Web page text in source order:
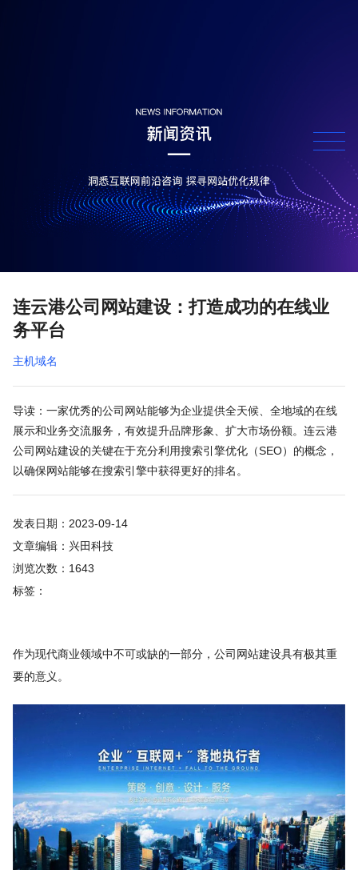
连云港公司网站建设：打造成功的在线业
务平台
主机域名
导读：一家优秀的公司网站能够为企业提供全天候、全地域的在线
展示和业务交流服务，有效提升品牌形象、扩大市场份额。连云港
公司网站建设的关键在于充分利用搜索引擎优化（SEO）的概念，
以确保网站能够在搜索引擎中获得更好的排名。
发表日期：2023-09-14
文章编辑：兴田科技
浏览次数：1643
标签：
作为现代商业领域中不可或缺的一部分，公司网站建设具有极其重
要的意义。